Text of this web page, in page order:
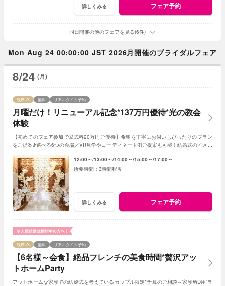
詳しくみる フェア予約
同日開催の他のフェアを見る(6件)
Mon Aug 24 00:00:00 JST 2026月開催のブライダルフェア
8/24 (月)
月曜だけ！リニューアル記念*137万円優待*光の教会
体験
残席 無料 リアルタイム予約
【初めてのフェア参加で挙式料20万円ご優待】希望を丁寧にお伺いしぴったりのプラン
をご提案♪選べる6つの会場／VR見学やコーディネート例ご提案も可能！結婚式のイメー
12:00～ 13:00～ 14:00～ 15:00～ 17:00～
3時間程度
詳しくみる フェア予約
【6名様～会食】絶品フレンチの美食時間*贅沢アッ
トホームParty
残席 無料 リアルタイム予約
アットホームな家族での結婚式を考えているカップル限定*予算のご相談～家族WD用”ラ